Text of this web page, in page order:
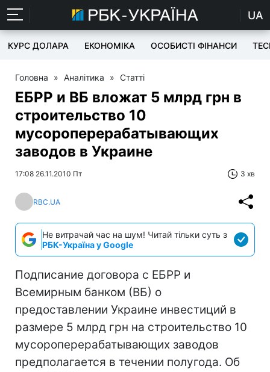
UA
КУРС ДОЛАРА ЕКОНОМІКА ОСОБИСТІ ФІНАНСИ
Головна » Аналітика » Статті
ЕБРР и ВБ вложат 5 млрд грн в
строительство 10
мусороперерабатывающих
заводов в Украине
17:08 26.11.2010 Пт 3 хв
RBC.UA
Не витрачай час на шум! Читай тільки суть з
РБК-Україна у Google
Подписание договора с ЕБРР и
Всемирным банком (ВБ) о
предоставлении Украине инвестиций в
размере 5 млрд грн на строительство 10
мусороперерабатывающих заводов
предполагается в течении полугода. Об